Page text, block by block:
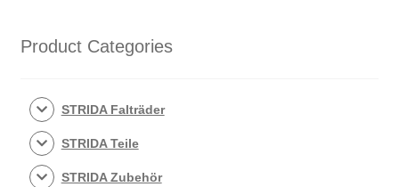
Product Categories
STRIDA Falträder
STRIDA Teile
STRIDA Zubehör